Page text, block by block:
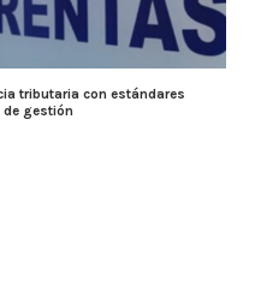
tributaria con estándares
gestión